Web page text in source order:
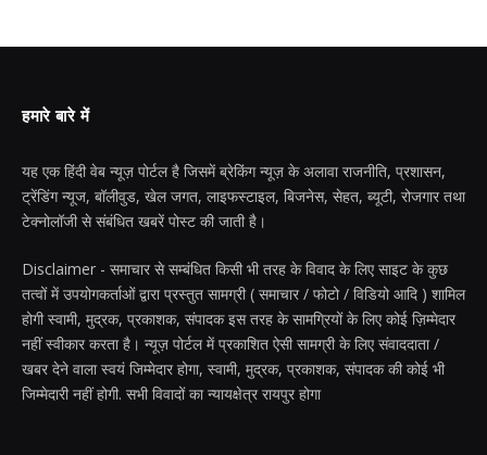
हमारे बारे में
यह एक हिंदी वेब न्यूज़ पोर्टल है जिसमें ब्रेकिंग न्यूज़ के अलावा राजनीति, प्रशासन,
ट्रेंडिंग न्यूज, बॉलीवुड, खेल जगत, लाइफस्टाइल, बिजनेस, सेहत, ब्यूटी, रोजगार तथा
टेक्नोलॉजी से संबंधित खबरें पोस्ट की जाती है।
Disclaimer - समाचार से सम्बंधित किसी भी तरह के विवाद के लिए साइट के कुछ
तत्वों में उपयोगकर्ताओं द्वारा प्रस्तुत सामग्री ( समाचार / फोटो / विडियो आदि ) शामिल
होगी स्वामी, मुद्रक, प्रकाशक, संपादक इस तरह के सामग्रियों के लिए कोई ज़िम्मेदार
नहीं स्वीकार करता है। न्यूज़ पोर्टल में प्रकाशित ऐसी सामग्री के लिए संवाददाता /
खबर देने वाला स्वयं जिम्मेदार होगा, स्वामी, मुद्रक, प्रकाशक, संपादक की कोई भी
जिम्मेदारी नहीं होगी. सभी विवादों का न्यायक्षेत्र रायपुर होगा